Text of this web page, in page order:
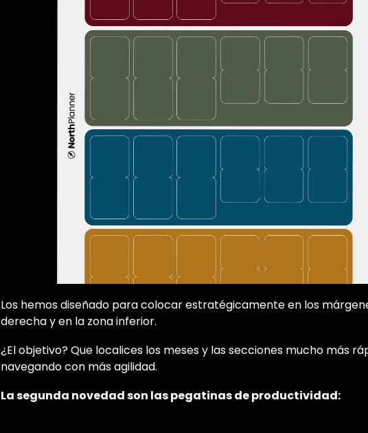
Los hemos diseñado para colocar estratégicamente en los
derecha y en la zona inferior.
¿El objetivo? Que localices los meses y las secciones mucho más
navegando con más agilidad.
La segunda novedad son las pegatinas de productividad: